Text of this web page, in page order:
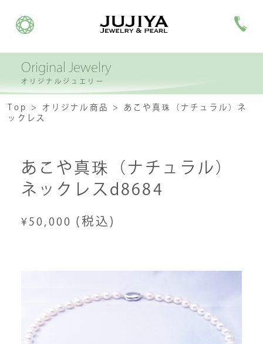
Original Jewelry
オリジナルジュエリー
Top オリジナル商品
あこや真珠（ナチュラル）ネ
ックレス
あこや真珠（ナチュラル）
ネックレスd8684
¥50,000 (税込)